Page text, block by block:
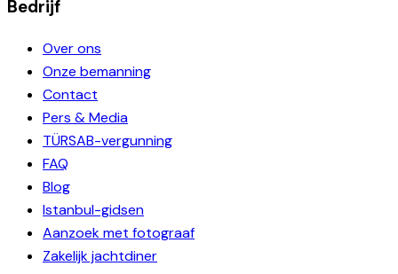
Bedrijf
Over ons
Onze bemanning
Contact
Pers & Media
TÜRSAB-vergunning
FAQ
Blog
Istanbul-gidsen
Aanzoek met fotograaf
Zakelijk jachtdiner